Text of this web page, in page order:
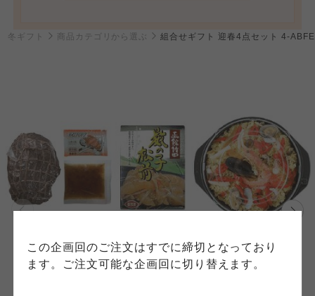
この企画回のご注文はすでに締切となっており
ます。ご注文可能な企画回に切り替えます。
ギフト 商品カテゴリから選ぶ 組合せギフト 迎春4点セット 4-ABFE
コープきんき事業連合が運営しています。ご自
身が加入されている生協が定める利用約款をご
確認のうえ、ご利用ください。なお、クチコミ
投稿については、利用約款の細則として規定さ
れています。
コープしが
個人情報保護方針について
連合、ならびに各生協の「個人情報保護方針」
にもどづいて、コープ事業連合が適切に管理を
おこなっています。
コープ事業連合、ならびに各生協の「個人情報
保護方針」については各生協のボタンをクリッ
クしてご確認ください。
コープしが
コープきんき事業連合が運営しています。販売
責任者は、それぞれご利用の生協となります。
各生協の「特定商取引法に基づく表記につい
て」については各生協のボタンをクリックして
ご確認ください。
コープしが